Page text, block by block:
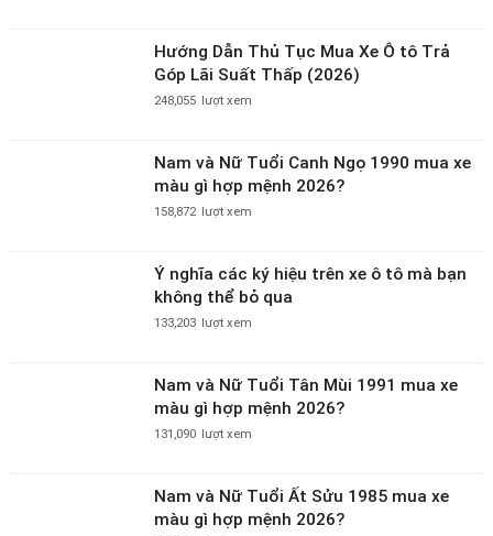
Hướng Dẫn Thủ Tục Mua Xe Ô tô Trả
Góp Lãi Suất Thấp (2026)
248,055 lượt xem
Nam và Nữ Tuổi Canh Ngọ 1990 mua xe
màu gì hợp mệnh 2026?
158,872 lượt xem
Ý nghĩa các ký hiệu trên xe ô tô mà bạn
không thể bỏ qua
133,203 lượt xem
Nam và Nữ Tuổi Tân Mùi 1991 mua xe
màu gì hợp mệnh 2026?
131,090 lượt xem
Nam và Nữ Tuổi Ất Sửu 1985 mua xe
màu gì hợp mệnh 2026?